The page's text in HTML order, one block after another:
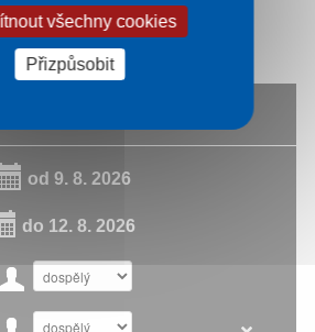
polopenze, dle druhu pobytu.
od 9. 8. 2026
do 12. 8. 2026
všechny cookies
Přizpůsobit